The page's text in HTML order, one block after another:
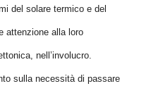
del solare termico e del
attenzione alla loro
nell’involucro.
sulla necessità di passare